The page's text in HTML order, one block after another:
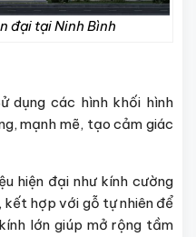
đại tại Ninh Bình
dụng các hình khối hình
mạnh mẽ, tạo cảm giác
hiện đại như kính cường
hợp với gỗ tự nhiên để
lớn giúp mở rộng tầm